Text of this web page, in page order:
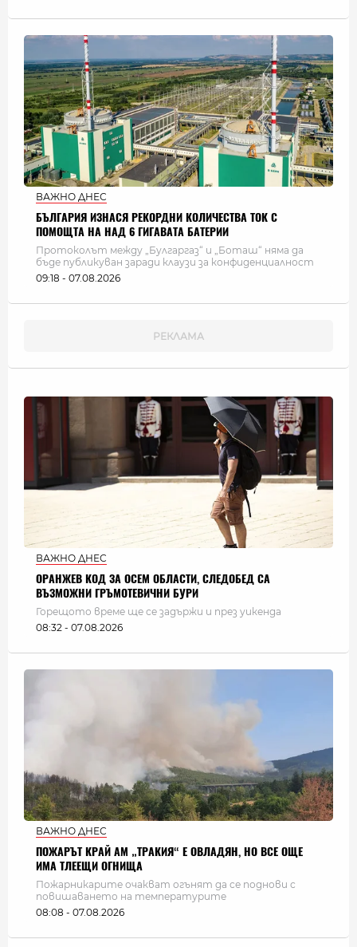
ВАЖНО ДНЕС
БЪЛГАРИЯ ИЗНАСЯ РЕКОРДНИ КОЛИЧЕСТВА ТОК С
ПОМОЩТА НА НАД 6 ГИГАВАТА БАТЕРИИ
Протоколът между „Булгаргаз“ и „Боташ“ няма да
бъде публикуван заради клаузи за конфиденциалност
09:18 - 07.08.2026
ВАЖНО ДНЕС
ОРАНЖЕВ КОД ЗА ОСЕМ ОБЛАСТИ, СЛЕДОБЕД СА
ВЪЗМОЖНИ ГРЪМОТЕВИЧНИ БУРИ
Горещото време ще се задържи и през уикенда
08:32 - 07.08.2026
ВАЖНО ДНЕС
ПОЖАРЪТ КРАЙ АМ „ТРАКИЯ“ Е ОВЛАДЯН, НО ВСЕ ОЩЕ
ИМА ТЛЕЕЩИ ОГНИЩА
Пожарникарите очакват огънят да се поднови с
повишаването на температурите
08:08 - 07.08.2026